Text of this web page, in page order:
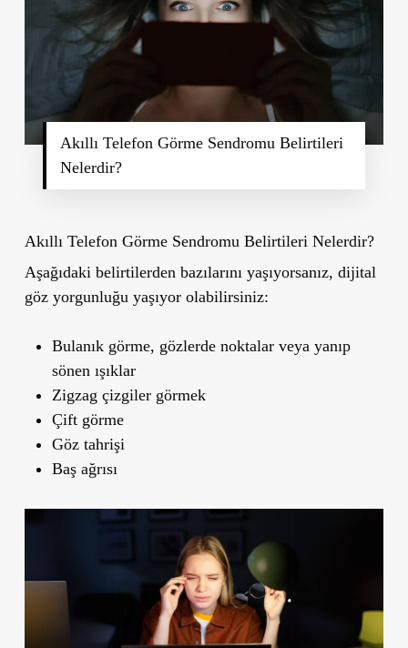
Akıllı Telefon Görme Sendromu Belirtileri
Nelerdir?
Akıllı Telefon Görme Sendromu Belirtileri Nelerdir?
Aşağıdaki belirtilerden bazılarını yaşıyorsanız, dijital
göz yorgunluğu yaşıyor olabilirsiniz:
Bulanık görme, gözlerde noktalar veya yanıp
sönen ışıklar
Zigzag çizgiler görmek
Çift görme
Göz tahrişi
Baş ağrısı